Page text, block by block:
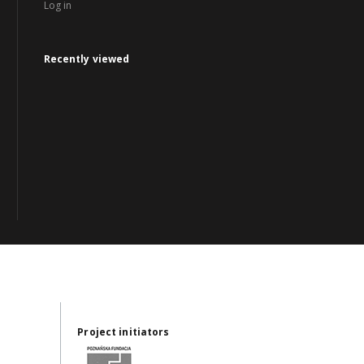
Log in
Recently viewed
Project initiators